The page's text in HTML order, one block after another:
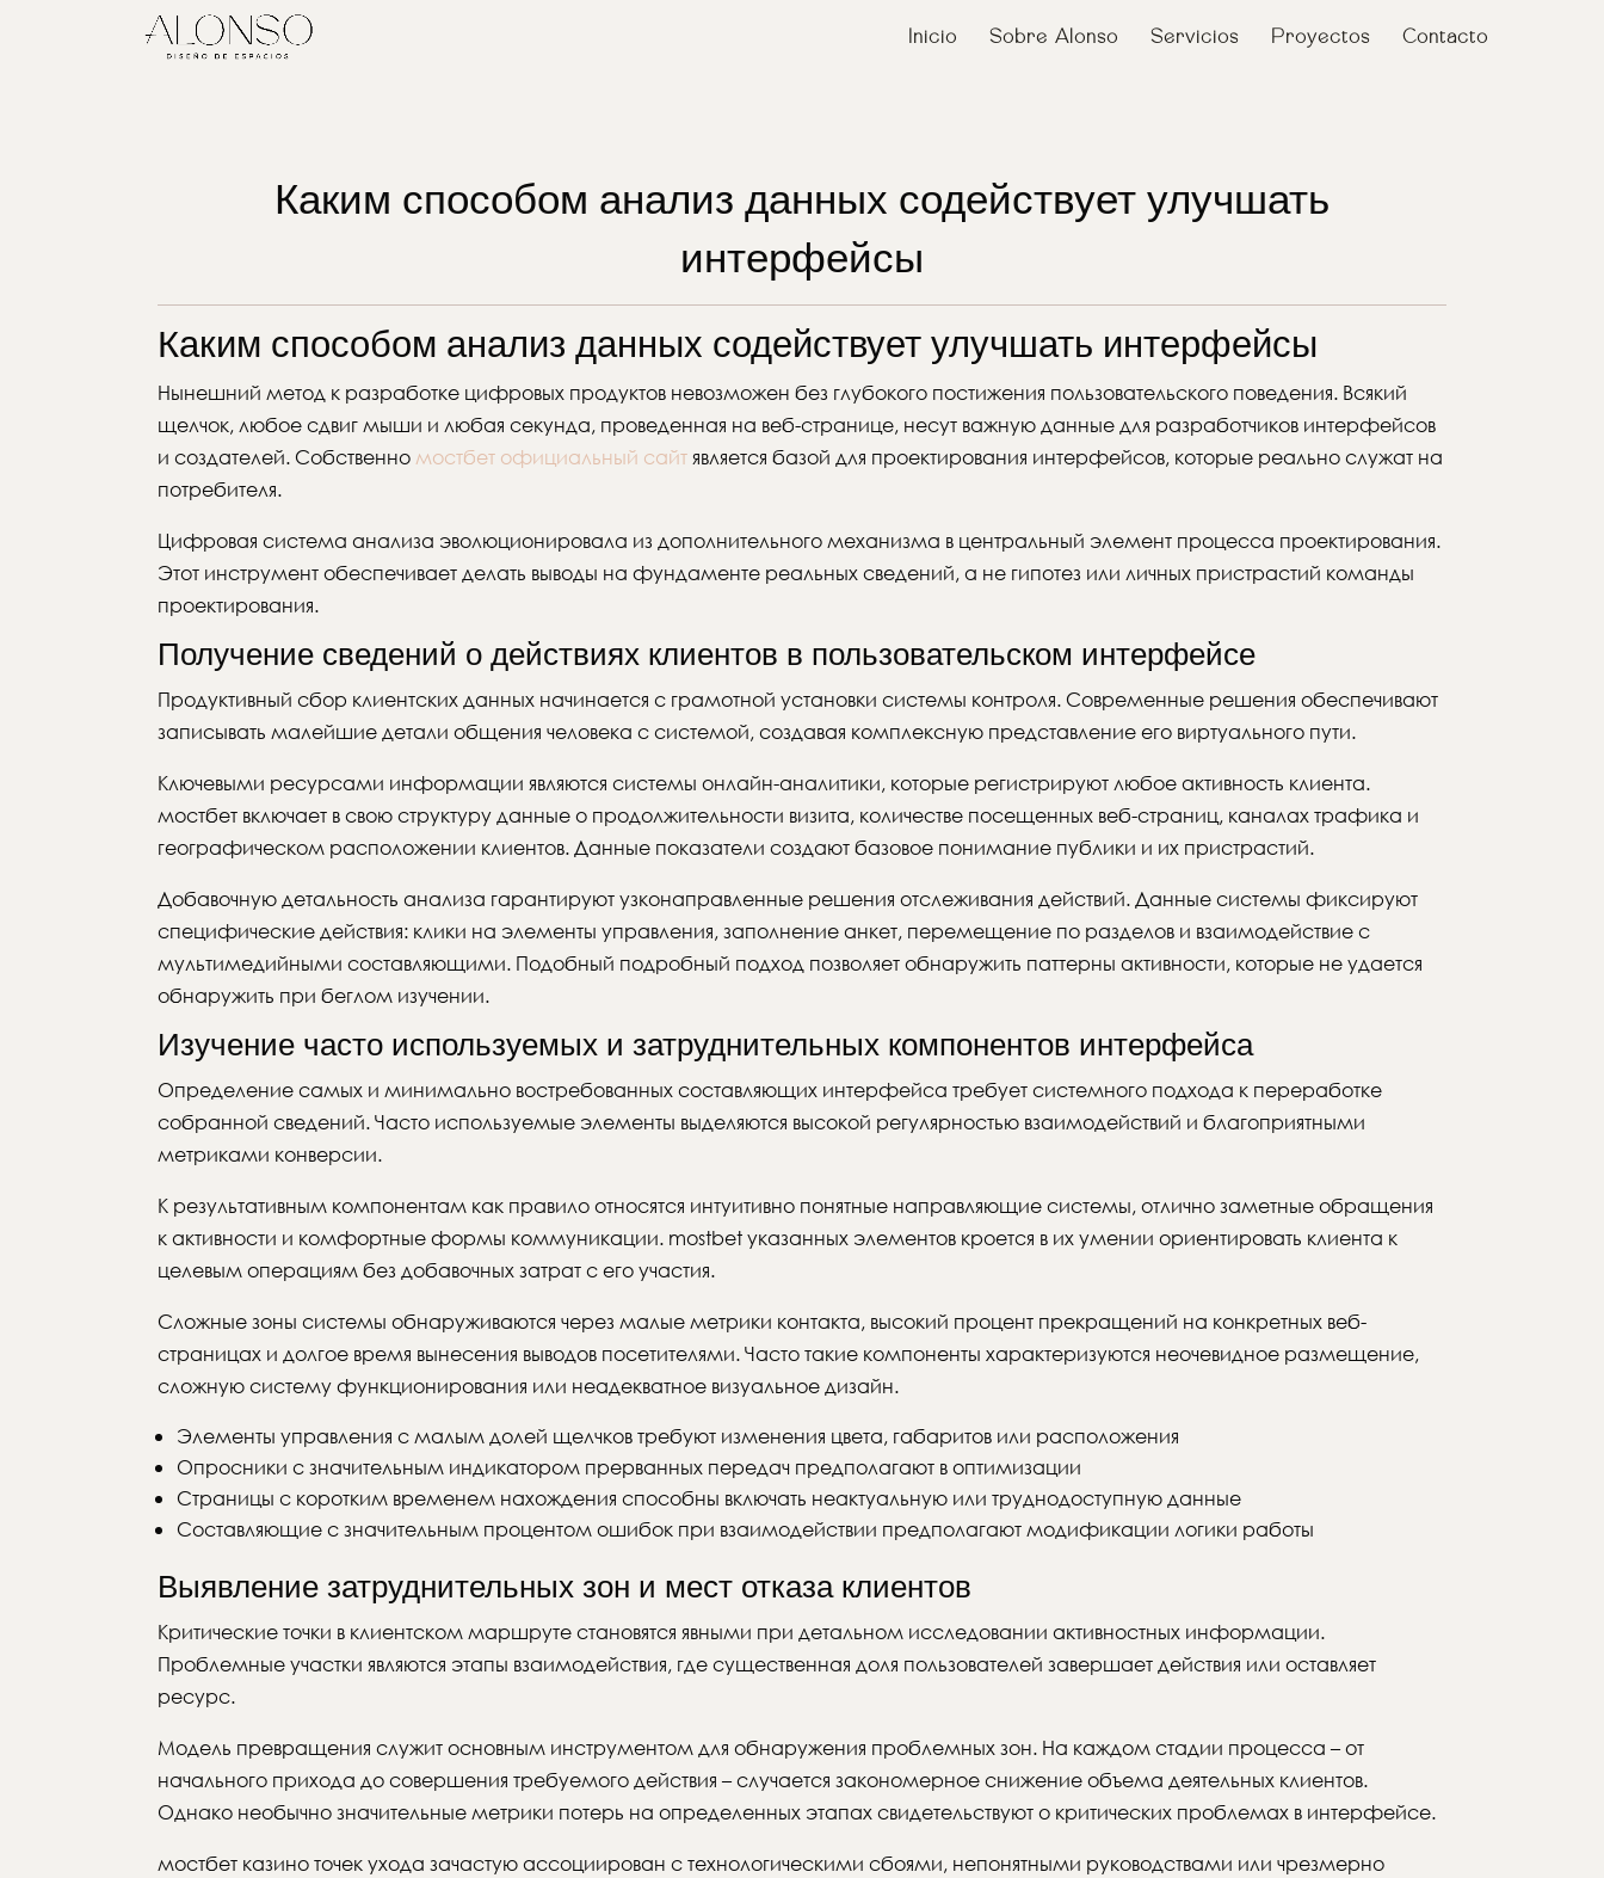
Inicio Sobre Alonso Servicios Proyectos Contacto
Каким способом анализ данных содействует улучшать
интерфейсы
Каким способом анализ данных содействует улучшать интерфейсы
Нынешний метод к разработке цифровых продуктов невозможен без глубокого постижения пользовательского поведения. Всякий
щелчок, любое сдвиг мыши и любая секунда, проведенная на веб-странице, несут важную данные для разработчиков интерфейсов
и создателей. Собственномостбет официальный сайтявляется базой для проектирования интерфейсов, которые реально служат на
потребителя.
Цифровая система анализа эволюционировала из дополнительного механизма в центральный элемент процесса проектирования.
Этот инструмент обеспечивает делать выводы на фундаменте реальных сведений, а не гипотез или личных пристрастий команды
проектирования.
Получение сведений о действиях клиентов в пользовательском интерфейсе
Продуктивный сбор клиентских данных начинается с грамотной установки системы контроля. Современные решения обеспечивают
записывать малейшие детали общения человека с системой, создавая комплексную представление его виртуального пути.
Ключевыми ресурсами информации являются системы онлайн-аналитики, которые регистрируют любое активность клиента.
мостбет включает в свою структуру данные о продолжительности визита, количестве посещенных веб-страниц, каналах трафика и
географическом расположении клиентов. Данные показатели создают базовое понимание публики и их пристрастий.
Добавочную детальность анализа гарантируют узконаправленные решения отслеживания действий. Данные системы фиксируют
специфические действия: клики на элементы управления, заполнение анкет, перемещение по разделов и взаимодействие с
мультимедийными составляющими. Подобный подробный подход позволяет обнаружить паттерны активности, которые не удается
обнаружить при беглом изучении.
Изучение часто используемых и затруднительных компонентов интерфейса
Определение самых и минимально востребованных составляющих интерфейса требует системного подхода к переработке
собранной сведений. Часто используемые элементы выделяются высокой регулярностью взаимодействий и благоприятными
метриками конверсии.
К результативным компонентам как правило относятся интуитивно понятные направляющие системы, отлично заметные обращения
к активности и комфортные формы коммуникации. mostbet указанных элементов кроется в их умении ориентировать клиента к
целевым операциям без добавочных затрат с его участия.
Сложные зоны системы обнаруживаются через малые метрики контакта, высокий процент прекращений на конкретных веб-
страницах и долгое время вынесения выводов посетителями. Часто такие компоненты характеризуются неочевидное размещение,
сложную систему функционирования или неадекватное визуальное дизайн.
Элементы управления с малым долей щелчков требуют изменения цвета, габаритов или расположения
Опросники с значительным индикатором прерванных передач предполагают в оптимизации
Страницы с коротким временем нахождения способны включать неактуальную или труднодоступную данные
Составляющие с значительным процентом ошибок при взаимодействии предполагают модификации логики работы
Выявление затруднительных зон и мест отказа клиентов
Критические точки в клиентском маршруте становятся явными при детальном исследовании активностных информации.
Проблемные участки являются этапы взаимодействия, где существенная доля пользователей завершает действия или оставляет
ресурс.
Модель превращения служит основным инструментом для обнаружения проблемных зон. На каждом стадии процесса – от
начального прихода до совершения требуемого действия – случается закономерное снижение объема деятельных клиентов.
Однако необычно значительные метрики потерь на определенных этапах свидетельствуют о критических проблемах в интерфейсе.
мостбет казино точек ухода зачастую ассоциирован с технологическими сбоями, непонятными руководствами или чрезмерно